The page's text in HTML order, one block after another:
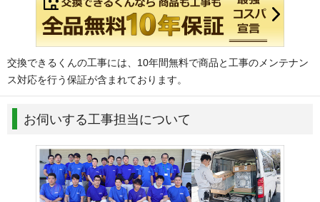
交換できるくんの工事には、10年間無料で商品と工事のメンテナン
ス対応を行う保証が含まれております。
お伺いする工事担当について